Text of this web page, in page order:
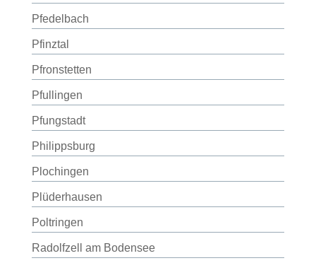
Pfedelbach
Pfinztal
Pfronstetten
Pfullingen
Pfungstadt
Philippsburg
Plochingen
Plüderhausen
Poltringen
Radolfzell am Bodensee